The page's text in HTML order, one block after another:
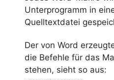
Unterprogramm in
Quelltextdatei
Der von Word
die Befehle für das
stehen, sieht so aus: